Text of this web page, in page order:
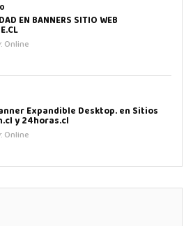
EN BANNERS SITIO WEB
Online
Expandible Desktop. en Sitios
y 24horas.cl
Online